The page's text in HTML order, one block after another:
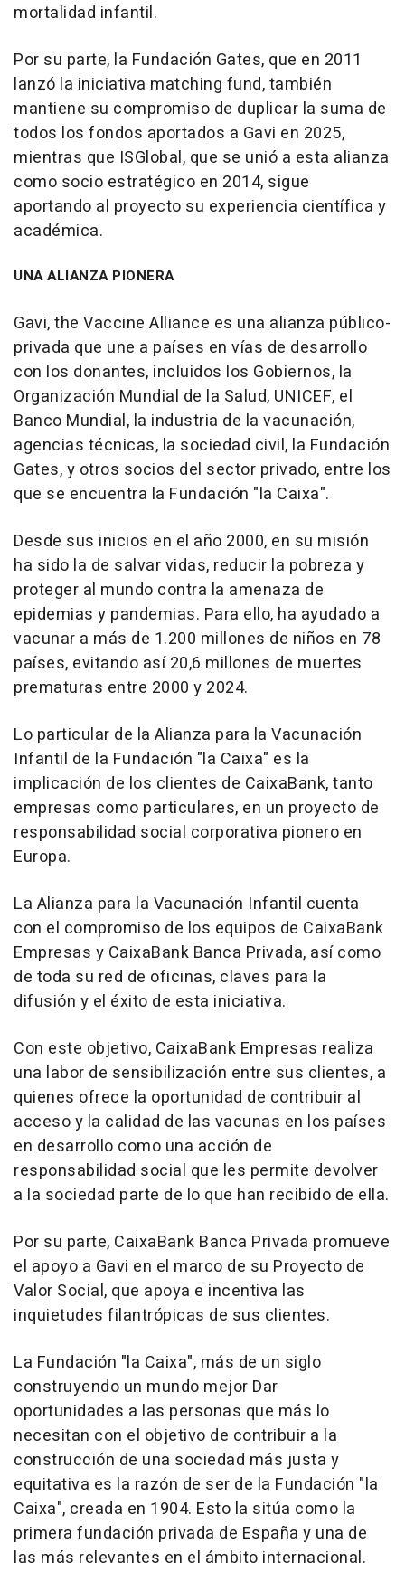
mortalidad infantil.
Por su parte, la Fundación Gates, que en 2011
lanzó la iniciativa matching fund, también
mantiene su compromiso de duplicar la suma de
todos los fondos aportados a Gavi en 2025,
mientras que ISGlobal, que se unió a esta alianza
como socio estratégico en 2014, sigue
aportando al proyecto su experiencia científica y
académica.
UNA ALIANZA PIONERA
Gavi, the Vaccine Alliance es una alianza público-
privada que une a países en vías de desarrollo
con los donantes, incluidos los Gobiernos, la
Organización Mundial de la Salud, UNICEF, el
Banco Mundial, la industria de la vacunación,
agencias técnicas, la sociedad civil, la Fundación
Gates, y otros socios del sector privado, entre los
que se encuentra la Fundación "la Caixa".
Desde sus inicios en el año 2000, en su misión
ha sido la de salvar vidas, reducir la pobreza y
proteger al mundo contra la amenaza de
epidemias y pandemias. Para ello, ha ayudado a
vacunar a más de 1.200 millones de niños en 78
países, evitando así 20,6 millones de muertes
prematuras entre 2000 y 2024.
Lo particular de la Alianza para la Vacunación
Infantil de la Fundación "la Caixa" es la
implicación de los clientes de CaixaBank, tanto
empresas como particulares, en un proyecto de
responsabilidad social corporativa pionero en
Europa.
La Alianza para la Vacunación Infantil cuenta
con el compromiso de los equipos de CaixaBank
Empresas y CaixaBank Banca Privada, así como
de toda su red de oficinas, claves para la
difusión y el éxito de esta iniciativa.
Con este objetivo, CaixaBank Empresas realiza
una labor de sensibilización entre sus clientes, a
quienes ofrece la oportunidad de contribuir al
acceso y la calidad de las vacunas en los países
en desarrollo como una acción de
responsabilidad social que les permite devolver
a la sociedad parte de lo que han recibido de ella.
Por su parte, CaixaBank Banca Privada promueve
el apoyo a Gavi en el marco de su Proyecto de
Valor Social, que apoya e incentiva las
inquietudes filantrópicas de sus clientes.
La Fundación "la Caixa", más de un siglo
construyendo un mundo mejor Dar
oportunidades a las personas que más lo
necesitan con el objetivo de contribuir a la
construcción de una sociedad más justa y
equitativa es la razón de ser de la Fundación "la
Caixa", creada en 1904. Esto la sitúa como la
primera fundación privada de España y una de
las más relevantes en el ámbito internacional.